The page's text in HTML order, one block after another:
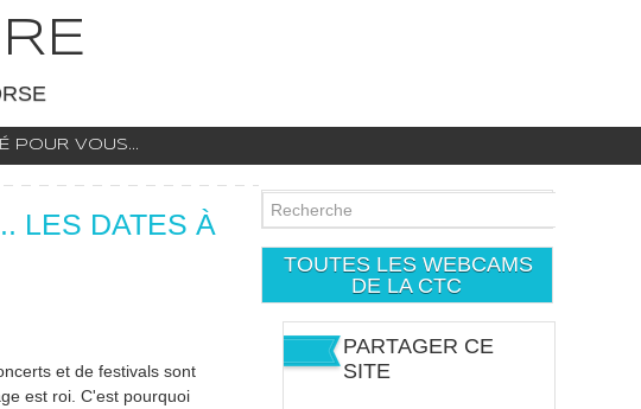
POUR VOUS...
LES DATES À
et de festivals sont
est roi. C'est pourquoi
TOUTES LES WEBCAMS
DE LA CTC
PARTAGER CE
SITE